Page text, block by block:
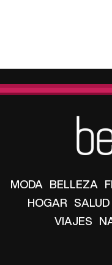
MODA BELLEZA
HOGAR SALUD
VIAJES